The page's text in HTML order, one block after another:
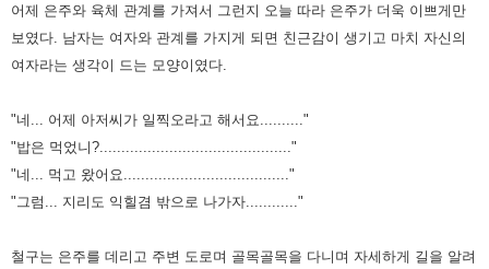
어제 은주와 육체 관계를 가져서 그런지 오늘 따라 은주가 더욱 이쁘게만
보였다. 남자는 여자와 관계를 가지게 되면 친근감이 생기고 마치 자신의
여자라는 생각이 드는 모양이였다.
"네... 어제 아저씨가 일찍오라고 해서요.........."
"밥은 먹었니?............................................"
"네... 먹고 왔어요......................................"
"그럼... 지리도 익힐겸 밖으로 나가자............"
철구는 은주를 데리고 주변 도로며 골목골목을 다니며 자세하게 길을 알려